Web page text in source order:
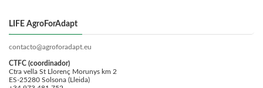
LIFE AgroForAdapt
contacto@agroforadapt.eu
CTFC (coordinador)
Ctra vella St Llorenç Morunys km 2
ES-25280 Solsona (Lleida)